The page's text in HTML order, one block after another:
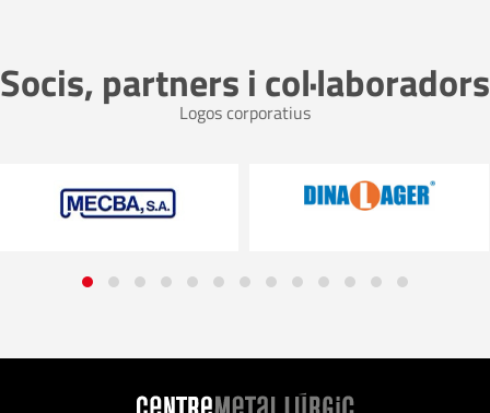
Socis, partners i col·laboradors
Logos corporatius